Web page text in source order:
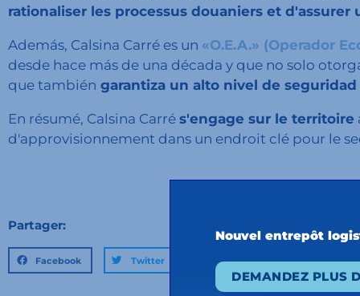
rationaliser les processus douaniers et
Además, Calsina Carré es un «O.E.A.» (Operador
desde hace más de una década y que no solo
que también garantiza un alto nivel de seguridad
En résumé, Calsina Carré s'engage sur le territoire
d'approvisionnement dans un endroit clé pour le
Partager:
Facebook Twitter LinkedIn
Nouvel entrepôt
DEMANDEZ PLUS